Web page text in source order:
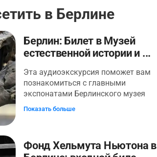
в Берлине
Берлин: Билет в Музей
естественной истории и ...
Эта аудиоэкскурсия поможет вам
познакомиться с главными
экспонатами Берлинского музея
естественной истории. Музей
уникальная коллекция из более чем
Показать больше
Фонд Хельмута Ньютона в